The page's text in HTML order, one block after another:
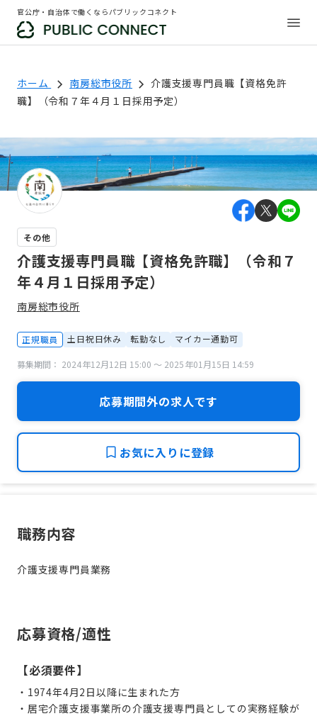
官公庁・自治体で働くならパブリックコネクト
ホーム 南房総市役所
介護支援専門員職【資格免許
職】（令和７年４月１日採用予定）
その他
介護支援専門員職【資格免許職】（令和７
年４月１日採用予定）
南房総市役所
正規職員 土日祝日休み 転勤なし マイカー通勤可
募集期間： 2024年12月12日 15:00 〜 2025年01月15日 14:59
応募期間外の求人です
お気に入りに登録
職務内容
介護支援専門員業務
応募資格/適性
【必須要件】
・ 1974年4月2日以降に生まれた方
・居宅介護支援事業所の介護支援専門員としての実務経験が